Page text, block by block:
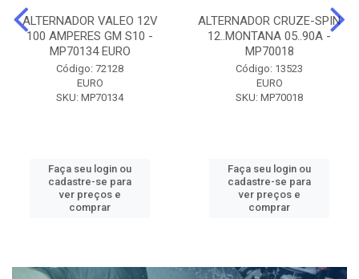
ALTERNADOR VALEO 12V
100 AMPERES GM S10 -
MP70134 EURO
Código: 72128
EURO
SKU: MP70134
Faça seu login ou
cadastre-se para
ver preços e
comprar
ALTERNADOR CRUZE-SPIN
12..MONTANA 05..90A -
MP70018
Código: 13523
EURO
SKU: MP70018
Faça seu login ou
cadastre-se para
ver preços e
comprar